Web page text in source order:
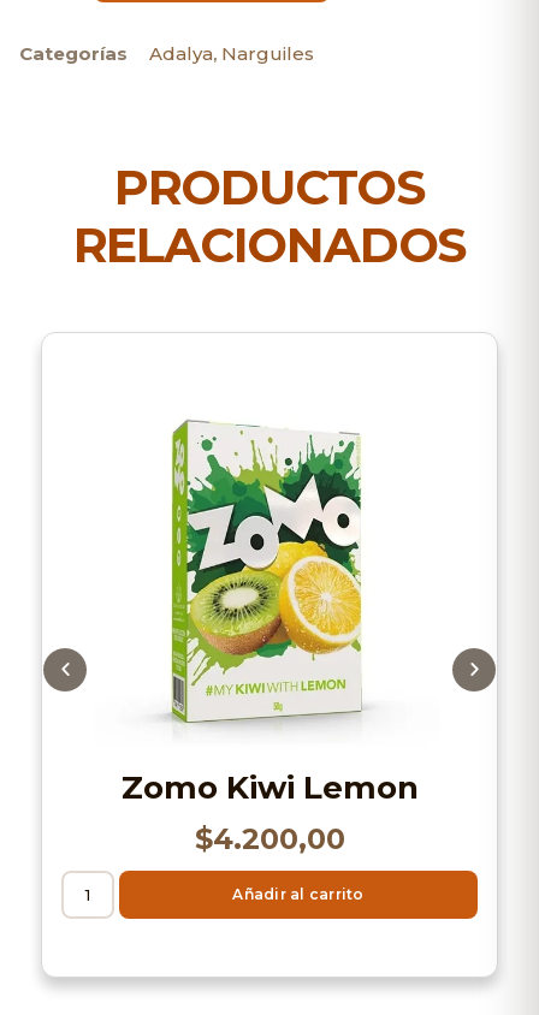
Categorías Adalya, Narguiles
PRODUCTOS
RELACIONADOS
Zomo Kiwi Lemon
$4.200,00
Añadir al carrito